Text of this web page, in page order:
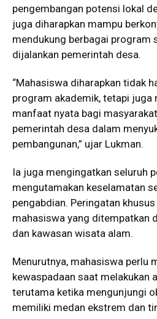
pengembangan potensi lokal
juga diharapkan mampu
mendukung berbagai program
dijalankan pemerintah desa.
“Mahasiswa diharapkan tidak
program akademik, tetapi juga
manfaat nyata bagi
pemerintah desa dalam
pembangunan,” ujar Lukman.
Ia juga mengingatkan seluruh
mengutamakan keselamatan
pengabdian. Peringatan
mahasiswa yang ditempatkan
dan kawasan wisata alam.
Menurutnya, mahasiswa perlu
kewaspadaan saat melakukan
terutama ketika mengunjungi
memiliki medan ekstrem dan